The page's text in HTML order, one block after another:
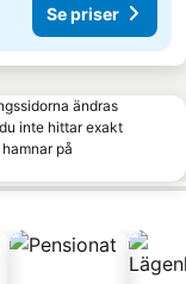
Se priser
ändras
inte hittar exakt
på